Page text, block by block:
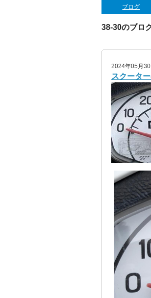
ブログ
38-30のブロ
2024年05月30
スクータ